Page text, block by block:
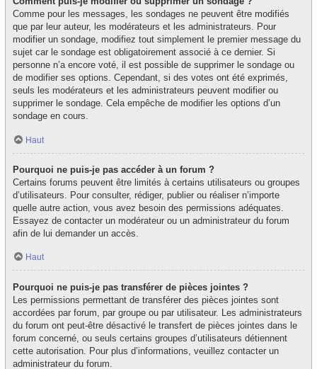
Comme pour les messages, les sondages ne peuvent être modifiés
que par leur auteur, les modérateurs et les administrateurs. Pour
modifier un sondage, modifiez tout simplement le premier message du
sujet car le sondage est obligatoirement associé à ce dernier. Si
personne n’a encore voté, il est possible de supprimer le sondage ou
de modifier ses options. Cependant, si des votes ont été exprimés,
seuls les modérateurs et les administrateurs peuvent modifier ou
supprimer le sondage. Cela empêche de modifier les options d’un
sondage en cours.
Haut
Pourquoi ne puis-je pas accéder à un forum ?
Certains forums peuvent être limités à certains utilisateurs ou groupes
d’utilisateurs. Pour consulter, rédiger, publier ou réaliser n’importe
quelle autre action, vous avez besoin des permissions adéquates.
Essayez de contacter un modérateur ou un administrateur du forum
afin de lui demander un accès.
Haut
Pourquoi ne puis-je pas transférer de pièces jointes ?
Les permissions permettant de transférer des pièces jointes sont
accordées par forum, par groupe ou par utilisateur. Les administrateurs
du forum ont peut-être désactivé le transfert de pièces jointes dans le
forum concerné, ou seuls certains groupes d’utilisateurs détiennent
cette autorisation. Pour plus d’informations, veuillez contacter un
administrateur du forum.